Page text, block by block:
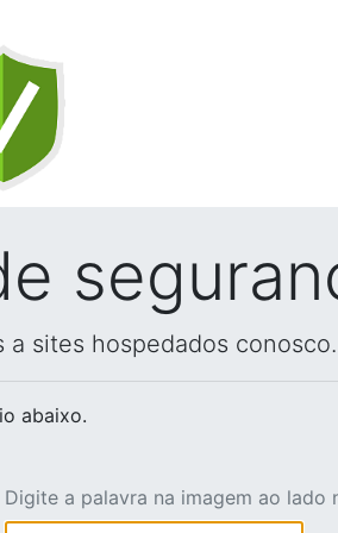
sites hospedados conosco.
abaixo.
Digite a palavra na imagem ao lado